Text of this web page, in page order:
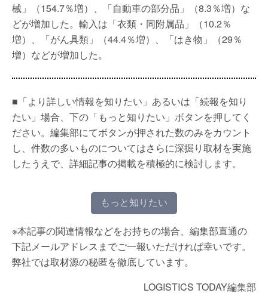
械」（154.7％増）、「自動車の部分品」（8.3％増）な
どが増加した。輸入は「衣類・同附属品」（10.2％
増）、「がん具類」（44.4％増）、「はき物」（29％
増）などが増加した。
■「より詳しい情報を知りたい」あるいは「続報を知り
たい」場合、下の「もっと知りたい」ボタンを押してく
ださい。編集部にてボタンが押された数のみをカウント
し、件数の多いものについてはさらに深掘り取材を実施
したうえで、詳細記事の掲載を積極的に検討します。
もっと知りたい
※本記事の関連情報などをお持ちの場合、編集部直通の
下記メールアドレスまでご一報いただければ幸いです。
弊社では取材源の秘匿を徹底しています。
LOGISTICS TODAY編集部